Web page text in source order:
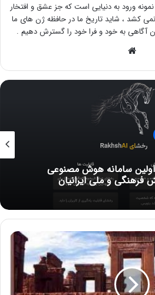
ورود به دنیایی است که جز عشق و افتخار
نمی کشد ، شاید تاریخ ما در حافظه ژن های ما
آگاهی به خود و فرا خود را گسترش دهیم .
سامانه هوش مصنوعی
فرهنگی و ملی ایرانیان